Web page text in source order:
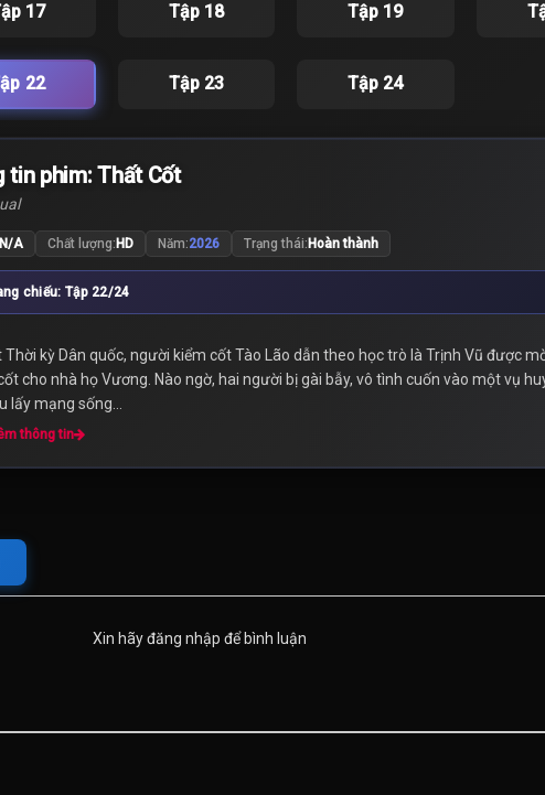
17 Tập 18 Tập 19
22 Tập 23 Tập 24
tin phim: Thất Cốt
N/A Chất lượng:HD Năm:2026 Trạng thái:Hoàn thành
chiếu: Tập 22/24
Thời kỳ Dân quốc, người kiểm cốt Tào Lão dẫn theo học trò là Trịnh Vũ được
cho nhà họ Vương. Nào ngờ, hai người bị gài bẫy, vô tình cuốn vào một vụ
lấy mạng sống...
thông tin
Xin hãy đăng nhập để bình luận